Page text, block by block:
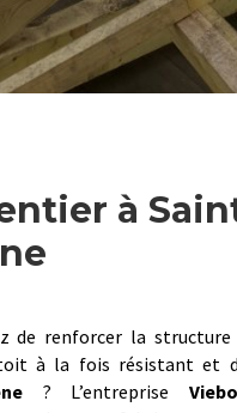
à
de renforcer la
à la fois résistant et
? L’entreprise